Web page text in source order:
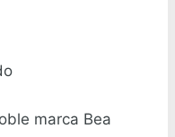
marca Bea